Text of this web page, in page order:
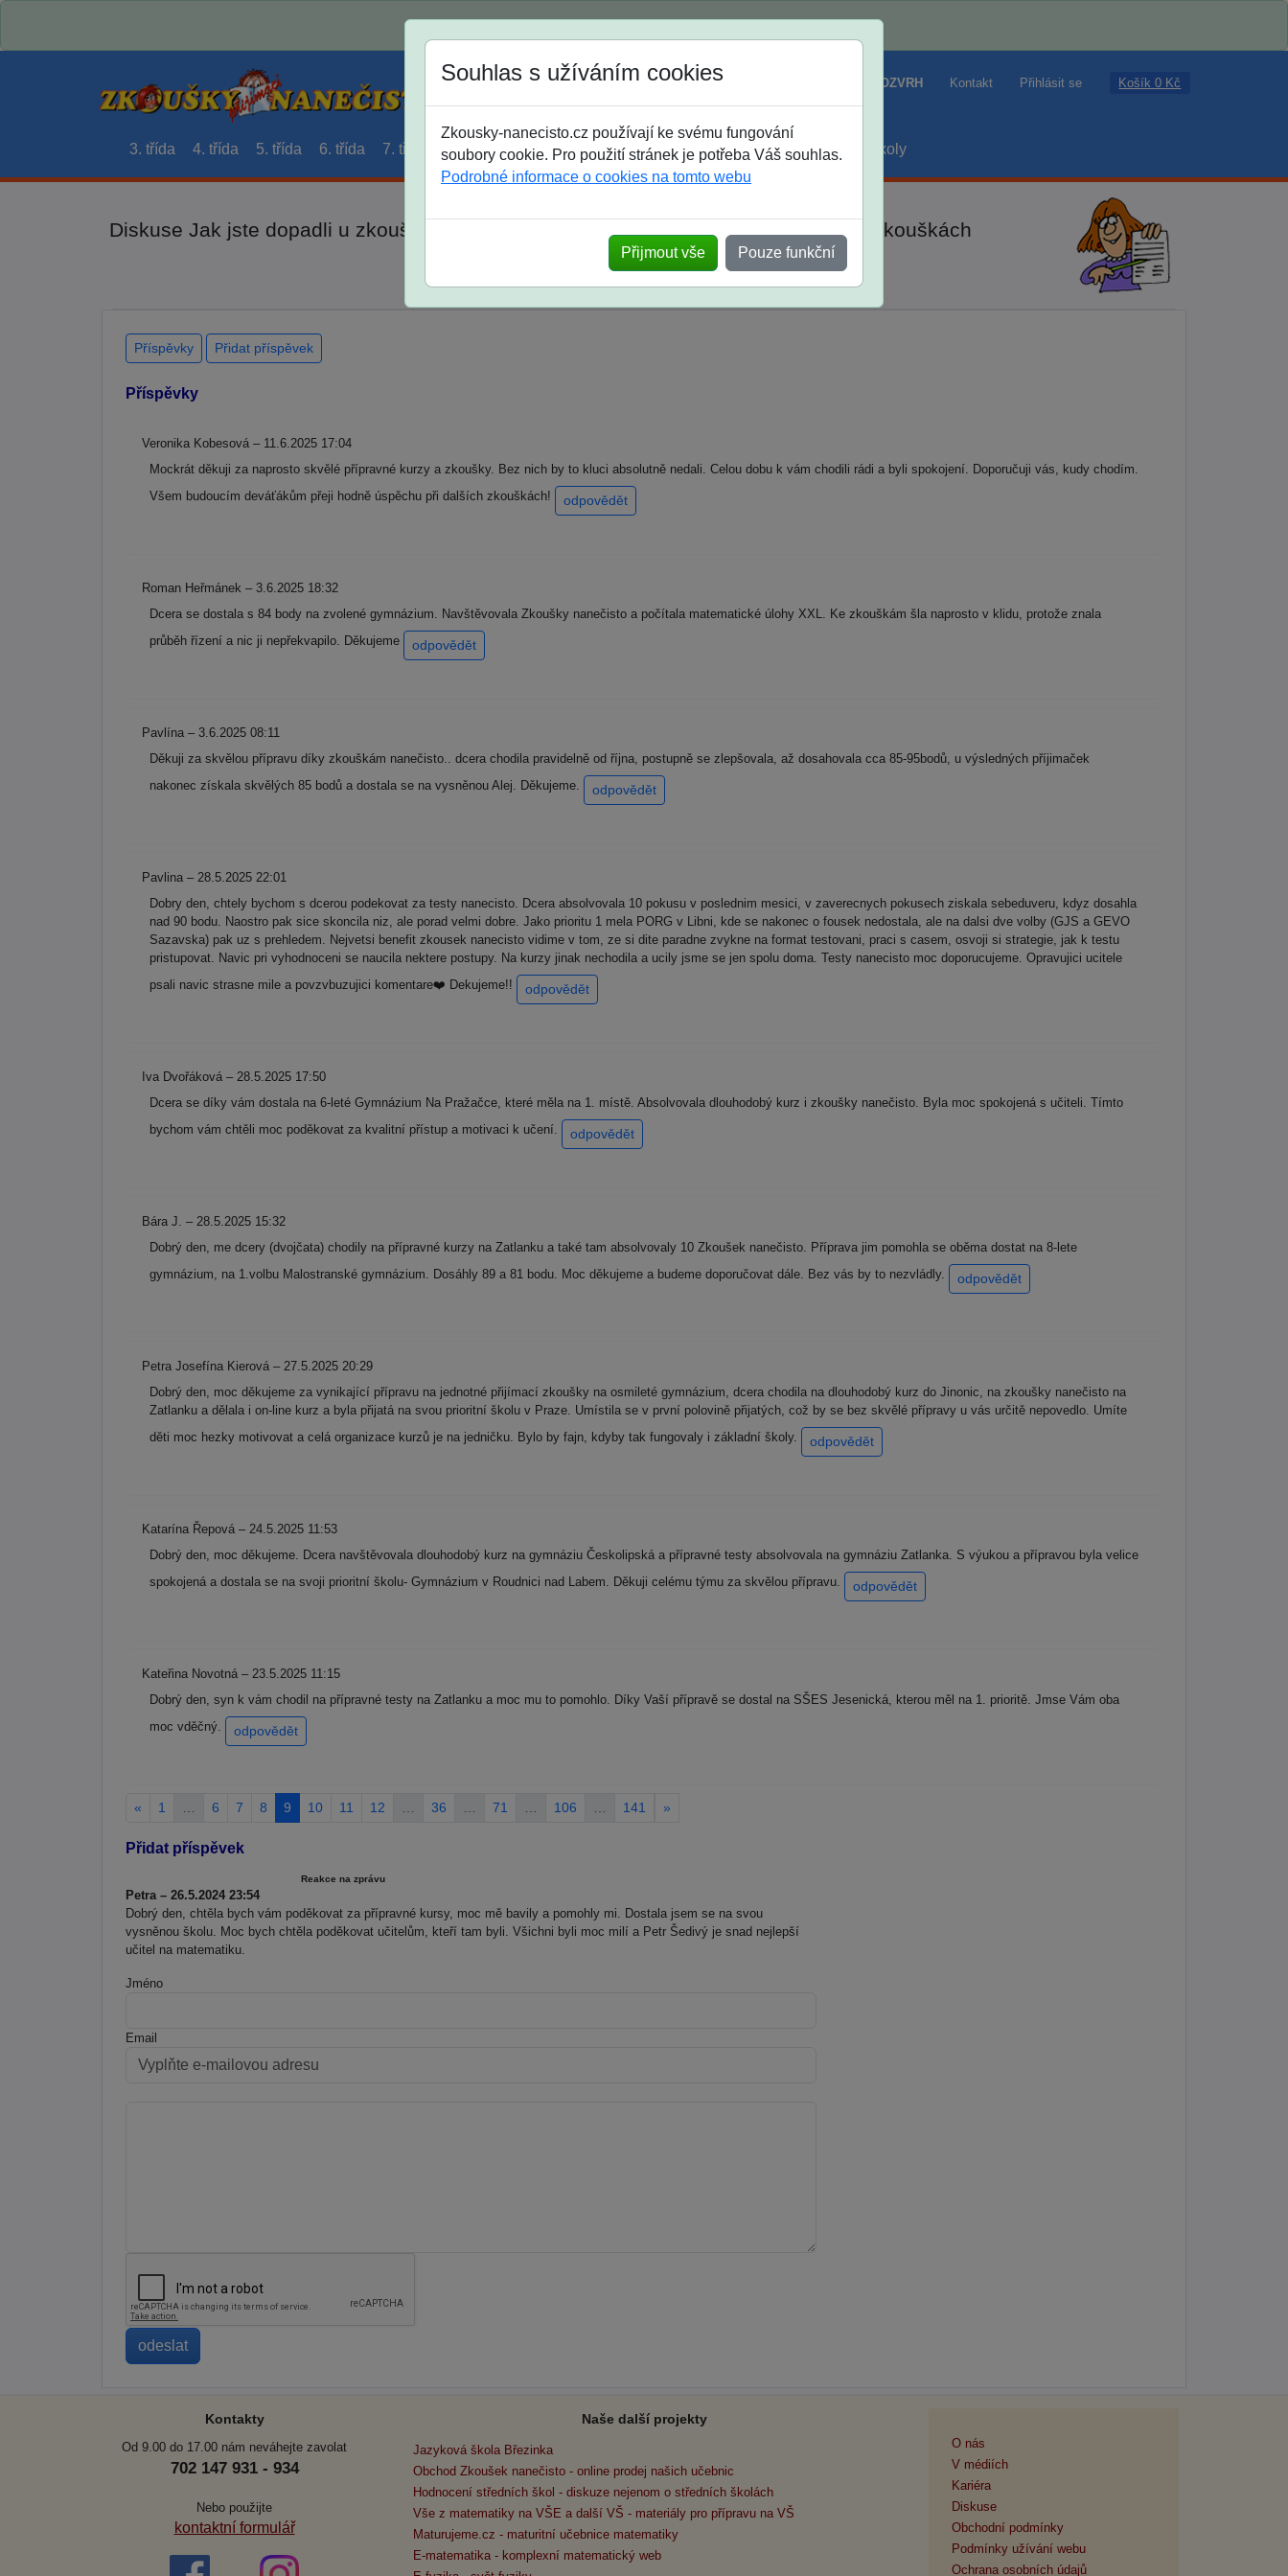
Jak si vybrat ROZVRH Kontakt Přihlásit se Košík 0 Kč
3. třída 4. třída 5. třída 6. třída 7. třída 8. třída 9. třída střední maturanti soutěže prázdniny školy
Diskuse Jak jste dopadli u zkoušek na SŠ? Vaše ohlasy po skutečných přijímacích zkouškách
Souhlas s užíváním cookies
Zkousky-nanecisto.cz používají ke svému fungování
soubory cookie. Pro použití stránek je potřeba Váš souhlas.
Podrobné informace o cookies na tomto webu
Přijmout vše Pouze funkční
Příspěvky Přidat příspěvek
Příspěvky
Veronika Kobesová – 11.6.2025 17:04
Mockrát děkuji za naprosto skvělé přípravné kurzy a zkoušky. Bez nich by to kluci absolutně nedali. Celou dobu k vám chodili rádi a byli spokojení. Doporučuji vás, kudy chodím.
Všem budoucím deváťákům přeji hodně úspěchu při dalších zkouškách!
odpovědět
Roman Heřmánek – 3.6.2025 18:32
Dcera se dostala s 84 body na zvolené gymnázium. Navštěvovala Zkoušky nanečisto a počítala matematické úlohy XXL. Ke zkouškám šla naprosto v klidu, protože znala
průběh řízení a nic ji nepřekvapilo. Děkujeme
odpovědět
Pavlína – 3.6.2025 08:11
Děkuji za skvělou přípravu díky zkouškám nanečisto.. dcera chodila pravidelně od října, postupně se zlepšovala, až dosahovala cca 85-95bodů, u výsledných příjimaček
nakonec získala skvělých 85 bodů a dostala se na vysněnou Alej. Děkujeme.
odpovědět
Pavlina – 28.5.2025 22:01
Dobry den, chtely bychom s dcerou podekovat za testy nanecisto. Dcera absolvovala 10 pokusu v poslednim mesici, v zaverecnych pokusech ziskala sebeduveru, kdyz dosahla
nad 90 bodu. Naostro pak sice skoncila niz, ale porad velmi dobre. Jako prioritu 1 mela PORG v Libni, kde se nakonec o fousek nedostala, ale na dalsi dve volby (GJS a GEVO
Sazavska) pak uz s prehledem. Nejvetsi benefit zkousek nanecisto vidime v tom, ze si dite paradne zvykne na format testovani, praci s casem, osvoji si strategie, jak k testu
pristupovat. Navic pri vyhodnoceni se naucila nektere postupy. Na kurzy jinak nechodila a ucily jsme se jen spolu doma. Testy nanecisto moc doporucujeme. Opravujici ucitele
psali navic strasne mile a povzvbuzujici komentare❤️ Dekujeme!!
odpovědět
Iva Dvořáková – 28.5.2025 17:50
Dcera se díky vám dostala na 6-leté Gymnázium Na Pražačce, které měla na 1. místě. Absolvovala dlouhodobý kurz i zkoušky nanečisto. Byla moc spokojená s učiteli. Tímto
bychom vám chtěli moc poděkovat za kvalitní přístup a motivaci k učení.
odpovědět
Bára J. – 28.5.2025 15:32
Dobrý den, me dcery (dvojčata) chodily na přípravné kurzy na Zatlanku a také tam absolvovaly 10 Zkoušek nanečisto. Příprava jim pomohla se oběma dostat na 8-lete
gymnázium, na 1.volbu Malostranské gymnázium. Dosáhly 89 a 81 bodu. Moc děkujeme a budeme doporučovat dále. Bez vás by to nezvládly.
odpovědět
Petra Josefína Kierová – 27.5.2025 20:29
Dobrý den, moc děkujeme za vynikající přípravu na jednotné přijímací zkoušky na osmileté gymnázium, dcera chodila na dlouhodobý kurz do Jinonic, na zkoušky nanečisto na
Zatlanku a dělala i on-line kurz a byla přijatá na svou prioritní školu v Praze. Umístila se v první polovině přijatých, což by se bez skvělé přípravy u vás určitě nepovedlo. Umíte
děti moc hezky motivovat a celá organizace kurzů je na jedničku. Bylo by fajn, kdyby tak fungovaly i základní školy.
odpovědět
Katarína Řepová – 24.5.2025 11:53
Dobrý den, moc děkujeme. Dcera navštěvovala dlouhodobý kurz na gymnáziu Českolipská a přípravné testy absolvovala na gymnáziu Zatlanka. S výukou a přípravou byla velice
spokojená a dostala se na svoji prioritní školu- Gymnázium v Roudnici nad Labem. Děkuji celému týmu za skvělou přípravu.
odpovědět
Kateřina Novotná – 23.5.2025 11:15
Dobrý den, syn k vám chodil na přípravné testy na Zatlanku a moc mu to pomohlo. Díky Vaší přípravě se dostal na SŠES Jesenická, kterou měl na 1. prioritě. Jmse Vám oba
moc vděčný.
odpovědět
« 1 6 7 8 9 10 11 12 36 71 106 141 »
Přidat příspěvek
Reakce na zprávu
Petra – 26.5.2024 23:54
Dobrý den, chtěla bych vám poděkovat za přípravné kursy, moc mě bavily a pomohly mi. Dostala jsem se na svou
vysněnou školu. Moc bych chtěla poděkovat učitelům, kteří tam byli. Všichni byli moc milí a Petr Šedivý je snad nejlepší
učitel na matematiku.
Jméno
Email
Kontakty
Od 9.00 do 17.00 nám neváhejte zavolat
702 147 931 - 934
Nebo použijte
kontaktní formulář
Naše další projekty
Jazyková škola Březinka
Obchod Zkoušek nanečisto - online prodej našich učebnic
Hodnocení středních škol - diskuze nejenom o středních školách
Vše z matematiky na VŠE a další VŠ - materiály pro přípravu na VŠ
Maturujeme.cz - maturitní učebnice matematiky
E-matematika - komplexní matematický web
O nás
V médiích
Kariéra
Diskuse
Obchodní podmínky
Podmínky užívání webu
Ochrana osobních údajů